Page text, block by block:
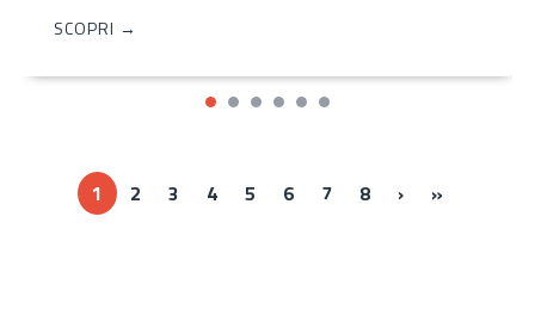
SCOPRI →
1 2 3 4 5 6 7 8 ›Next ›
»